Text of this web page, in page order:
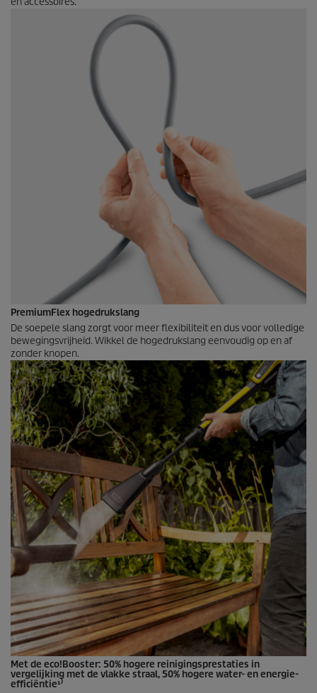
PremiumFlex hogedrukslang
De soepele slang zorgt voor meer flexibiliteit en dus voor volledige
bewegingsvrijheid. Wikkel de hogedrukslang eenvoudig op en af
zonder knopen.
Met de eco!Booster: 50% hogere reinigingsprestaties in
vergelijking met de vlakke straal, 50% hogere water- en energie-
efficiëntie¹⁾